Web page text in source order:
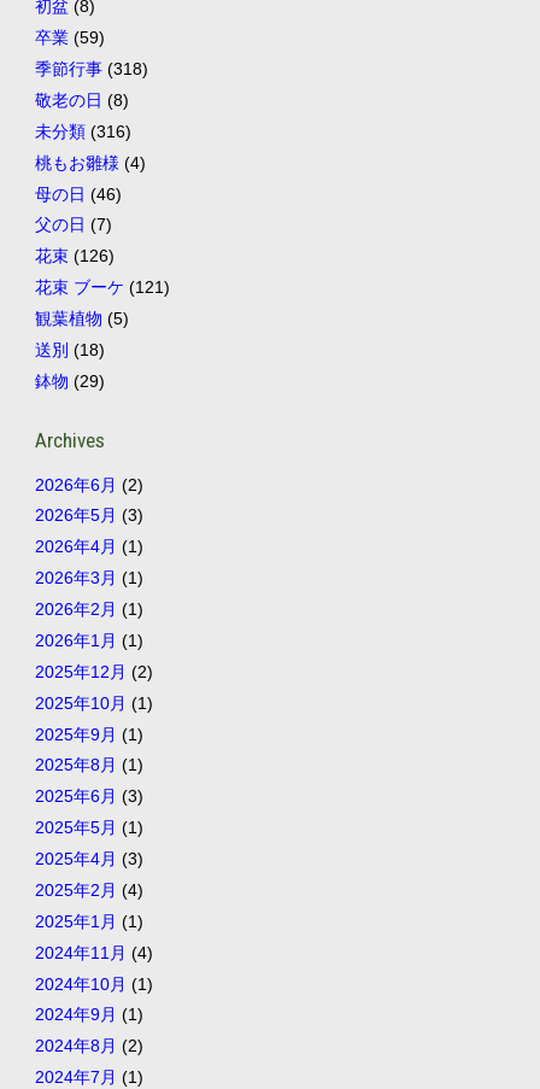
初盆 (8)
卒業(59)
季節行事(318)
敬老の日 (8)
未分類(316)
桃もお雛様 (4)
母の日 (46)
父の日 (7)
花束(126)
花束 ブーケ (121)
観葉植物 (5)
送別 (18)
鉢物 (29)
Archives
2026年6月 (2)
2026年5月 (3)
2026年4月 (1)
2026年3月 (1)
2026年2月 (1)
2026年1月 (1)
2025年12月 (2)
2025年10月 (1)
2025年9月 (1)
2025年8月 (1)
2025年6月 (3)
2025年5月 (1)
2025年4月 (3)
2025年2月 (4)
2025年1月 (1)
2024年11月 (4)
2024年10月 (1)
2024年9月 (1)
2024年8月 (2)
2024年7月 (1)